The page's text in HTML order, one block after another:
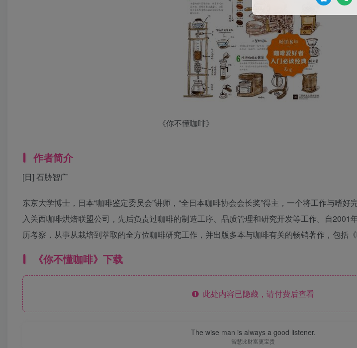
《你不懂咖啡》
作者简介
[日] 石胁智广
东京大学博士，日本“咖啡鉴定委员会”讲师，“全日本咖啡协会会长奖”得主，一个将工作与嗜
入关西咖啡烘焙联盟公司，先后负责过咖啡的制造工序、品质管理和研究开发等工作。自2001
历考察，从事从栽培到萃取的全方位咖啡研究工作，并出版多本与咖啡有关的畅销著作，包括《
《你不懂咖啡》下载
此处内容已隐藏，请付费后查看
The wise man is always a good listener.
智慧比财富更宝贵